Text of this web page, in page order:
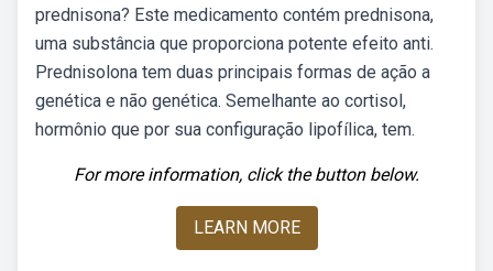
prednisona? Este medicamento contém prednisona,
uma substância que proporciona potente efeito anti.
Prednisolona tem duas principais formas de ação a
genética e não genética. Semelhante ao cortisol,
hormônio que por sua configuração lipofílica, tem.
For more information, click the button below.
LEARN MORE